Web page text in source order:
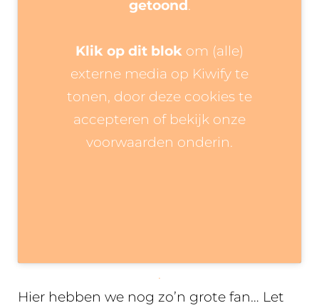
getoond .
Klik op dit blok om (alle)
externe media op Kiwify te
tonen, door deze cookies te
accepteren of bekijk onze
voorwaarden onderin.
.
Hier hebben we nog zo’n grote fan… Let